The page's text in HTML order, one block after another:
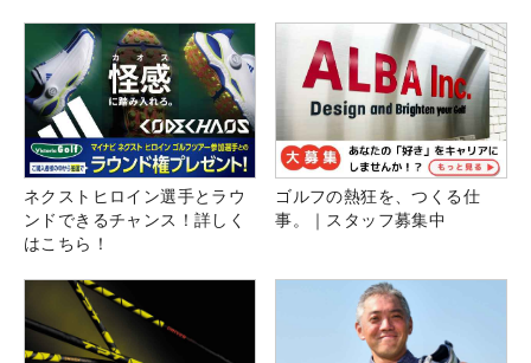
ネクストヒロイン選手とラウ
ンドできるチャンス！詳しく
はこちら！
ゴルフの熱狂を、つくる仕
事。｜スタッフ募集中